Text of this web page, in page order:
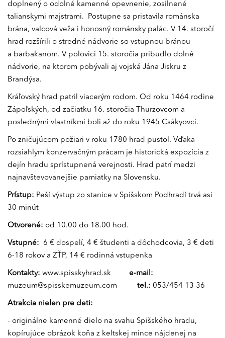
doplnený o odolné kamenné opevnenie, zosilnené
talianskymi majstrami. Postupne sa pristavila románska
brána, valcová veža i honosný románsky palác. V 14. storočí
hrad rozšírili o stredné nádvorie so vstupnou bránou
a barbakanom. V polovici 15. storočia pribudlo dolné
nádvorie, na ktorom pobývali aj vojská Jána Jiskru z
Brandýsa.
Kráľovský hrad patril viacerým rodom. Od roku 1464 rodine
Zápoľských, od začiatku 16. storočia Thurzovcom a
poslednými vlastníkmi boli až do roku 1945 Csákyovci.
Po zničujúcom požiari v roku 1780 hrad pustol. Vďaka
rozsiahlym konzervačným prácam je historická expozícia z
dejín hradu sprístupnená verejnosti. Hrad patrí medzi
najnavštevovanejšie pamiatky na Slovensku.
Prístup: Peší výstup zo stanice v Spišskom Podhradí trvá asi
30 minút
Otvorené: od 10.00 do 18.00 hod.
Vstupné: 6 € dospelí, 4 € študenti a dôchodcovia, 3 € deti
6-18 rokov a ZŤP, 14 € rodinná vstupenka
Kontakty: www.spisskyhrad.sk
e-mail:
muzeum@spisskemuzeum.com
tel.: 053/454 13 36
Atrakcia nielen pre deti:
- originálne kamenné dielo na svahu Spišského hradu,
kopírujúce obrázok koňa z keltskej mince nájdenej na